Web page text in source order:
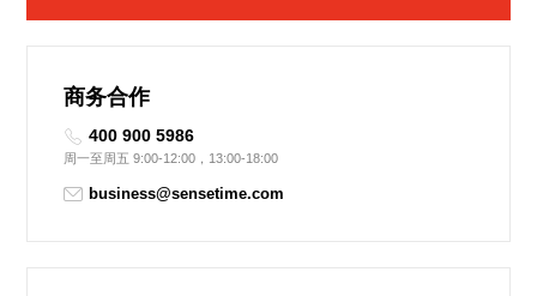
商务合作
400 900 5986
周一至周五 9:00-12:00，13:00-18:00
business@sensetime.com